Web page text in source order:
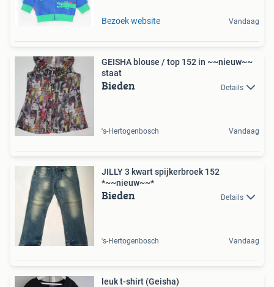
Bezoek website Vandaag
GEISHA blouse / top 152 in ~~nieuw~~
staat
Bieden Details
's-Hertogenbosch Vandaag
JILLY 3 kwart spijkerbroek 152
*~~nieuw~~*
Bieden Details
's-Hertogenbosch Vandaag
leuk t-shirt (Geisha)